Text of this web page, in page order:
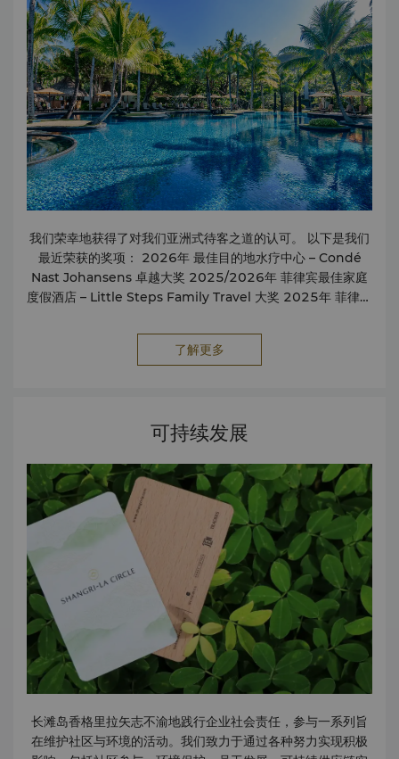
传真邮寄服务打印 娱乐区：带宽带网络的计算机设备租赁
我们荣幸地获得了对我们亚洲式待客之道的认可。 以下是我们
最近荣获的奖项： 2026年 最佳目的地水疗中心 – Condé
Nast Johansens 卓越大奖 2025/2026年 菲律宾最佳家庭
度假酒店 – Little Steps Family Travel 大奖 2025年 菲律宾
度假村 – Luxury Lifestyle Awards 2025年 亚洲顶级家庭度
假酒店 – Smart Travel Asia 读者评选 2025年 Sirena
Leisure 奢华大奖（亚太区） 2025年 海滩／岛屿／高地酒店
第2位 – Travel + Leisure 奢华大奖（亚太区） 2025年 菲律
宾最佳酒店水疗第2位 – Travel + Leisure 奢华大奖（亚太
及大洋洲最佳目的地水疗中心 2024年 《Travel + Leisure》
亚太奢华大奖：菲律宾最佳海滩度假村（内陆度假村）第一名
2024年 《Travel + Leisure》亚太奢华大奖：菲律宾最佳酒
店泳池第二名 2024年 《Travel + Leisure》亚太奢华大奖：
菲律宾最佳酒店水疗中心第四名 2024年 《Travel +
Leisure》读者票选全球500佳酒店 2024年 TripAdvisor 旅
行者之选大奖 2024年 DestinAsian 读者选择奖：菲律宾最
佳酒店及度假村第二名 2024年 康泰纳仕Johansens指南：
纳仕Traveler读者之选奖：亚洲最佳度假村第三名 2023年
《Travel + Leisure》亚太奢华大奖：菲律宾最佳海滩度假村
了解更多
可持续发展
长滩岛香格里拉矢志不渝地践行企业社会责任，参与一系列旨
在维护社区与环境的活动。我们致力于通过各种努力实现积极